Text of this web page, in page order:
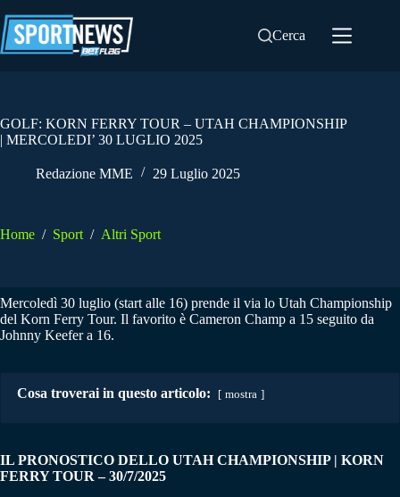
al
contenuto
Cerca
GOLF: KORN FERRY TOUR – UTAH CHAMPIONSHIP
| MERCOLEDI’ 30 LUGLIO 2025
Redazione MME 29 Luglio 2025
Home / Sport / Altri Sport
Mercoledì 30 luglio (start alle 16) prende il via lo Utah Championship
del Korn Ferry Tour. Il favorito è Cameron Champ a 15 seguito da
Johnny Keefer a 16.
Cosa troverai in questo articolo: mostra
IL PRONOSTICO DELLO UTAH CHAMPIONSHIP | KORN
FERRY TOUR – 30/7/2025